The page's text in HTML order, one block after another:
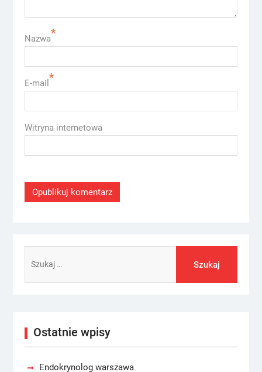
Nazwa*
E-mail *
Witryna internetowa
Ostatnie wpisy
Endokrynolog warszawa